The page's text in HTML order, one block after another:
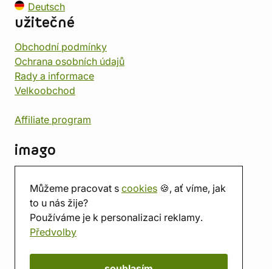
Můžeme pracovat s cookies 🍪, ať víme, jak
to u nás žije?
Používáme je k personalizaci reklamy.
Předvolby
Deutsch
užitečné
Obchodní podmínky
Ochrana osobních údajů
Rady a informace
Velkoobchod
Affiliate program
imago
Prodejna
Herna
O nás
Hodnocení obchodu